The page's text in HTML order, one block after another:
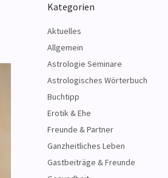
Kategorien
Aktuelles
Allgemein
Astrologie Seminare
Astrologisches Wörterbuch
Buchtipp
Erotik & Ehe
Freunde & Partner
Ganzheitliches Leben
Gastbeiträge & Freunde